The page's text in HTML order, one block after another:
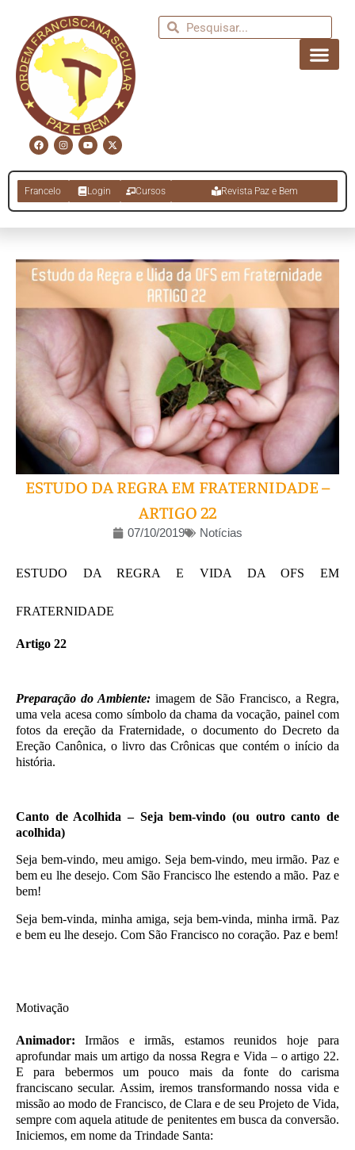
Francelo Login Cursos Revista Paz e Bem
ESTUDO DA REGRA EM FRATERNIDADE –
ARTIGO 22
07/10/2019 Notícias
ESTUDO DA REGRA E VIDA DA OFS EM
FRATERNIDADE
Artigo 22
Preparação do Ambiente: imagem de São Francisco, a Regra,
uma vela acesa como símbolo da chama da vocação, painel com
fotos da ereção da Fraternidade, o documento do Decreto da
Ereção Canônica, o livro das Crônicas que contém o início da
história.
Canto de Acolhida – Seja bem-vindo (ou outro canto de
acolhida)
Seja bem-vindo, meu amigo. Seja bem-vindo, meu irmão. Paz e
bem eu lhe desejo. Com São Francisco lhe estendo a mão. Paz e
bem!
Seja bem-vinda, minha amiga, seja bem-vinda, minha irmã. Paz
e bem eu lhe desejo. Com São Francisco no coração. Paz e bem!
Motivação
Animador:Irmãos e irmãs, estamos reunidos hoje para
aprofundar mais um artigo da nossa Regra e Vida – o artigo 22.
E para bebermos um pouco mais da fonte do carisma
franciscano secular. Assim, iremos transformando nossa vida e
missão ao modo de Francisco, de Clara e de seu Projeto de Vida,
sempre com aquela atitude de penitentes em busca da conversão.
Iniciemos, em nome da Trindade Santa: